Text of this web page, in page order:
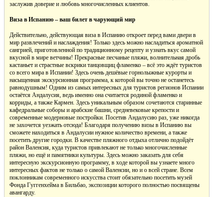
заслужив доверие и любовь многочисленных клиентов.
Виза в Испанию – ваш билет в чарующий мир
Действительно, действующая виза в Испанию откроет перед вами двери в
мир развлечений и наслаждения! Только здесь можно насладиться ароматной
сангрией, приготовленной по традиционному рецепту и узнать вкус самой
вкусной в мире ветчины! Прекрасные песчаные пляжи, волнительная дробь
кастаньет и страстные вскрики танцовщиц фламенко – всё это ждёт туристов
со всего мира в Испании! Здесь очень дешёвые горнолыжные курорты и
насыщенная экскурсионная программа, к которой вы точно не останетесь
равнодушным! Одним из самых интересных для туристов регионов Испании
остаётся Андалусия, ведь именно она считается родиной фламенко и
корриды, а также Кармен. Здесь уникальным образом сочетаются старинные
кафедральные соборы и арабские башни, средневековые крепости и
современные модерновые постройки. Посетив Андалусию раз, уже никогда
не захочется уезжать отсюда! Благодаря получению визы в Испанию вы
сможете находиться в Андалусии нужное количество времени, а также
посетить другие городки. В качестве пляжного отдыха отлично подойдёт
район Валенсия, куда туристов привлекают не только многочисленные
пляжи, но ещё и памятники культуры. Здесь можно заказать для себя
интересную экскурсионную программу, в ходе которой вы узнаете много
интересных фактов не только о самой Валенсии, но и о всей стране. Всем
поклонникам современного искусства стоит обязательно посетить музей
Фонда Гуггенхейма в Бильбао, экспозиции которого полностью посвящены
авангарду.